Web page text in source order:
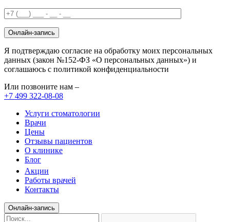
Онлайн-запись
Я подтверждаю согласие на обработку моих персональных
данных (закон №152-ФЗ «О персональных данных») и
соглашаюсь с политикой конфиденциальности
Или позвоните нам –
+7 499 322-08-08
Услуги стоматологии
Врачи
Цены
Отзывы пациентов
О клинике
Блог
Акции
Работы врачей
Контакты
Онлайн-запись